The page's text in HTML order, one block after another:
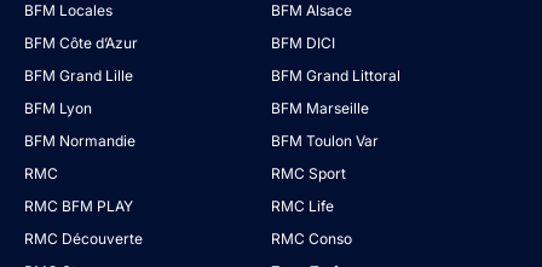
BFM Locales
BFM Alsace
BFM Côte d’Azur
BFM DICI
BFM Grand Lille
BFM Grand Littoral
BFM Lyon
BFM Marseille
BFM Normandie
BFM Toulon Var
RMC
RMC Sport
RMC BFM PLAY
RMC Life
RMC Découverte
RMC Conso